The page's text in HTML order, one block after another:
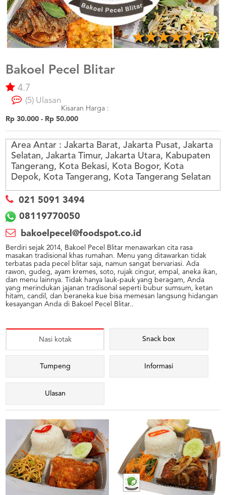
US
CATERERS
BLOG
TERMS
CONDITIONS
CALL
CENTER
021
3494
4.7
Bakoel Pecel Blitar
4.7
(5) Ulasan
Kisaran Harga :
Rp 30.000 - Rp 50.000
Area Antar : Jakarta Barat, Jakarta Pusat, Jakarta
Selatan, Jakarta Timur, Jakarta Utara, Kabupaten
Tangerang, Kota Bekasi, Kota Bogor, Kota
Depok, Kota Tangerang, Kota Tangerang Selatan
021 5091 3494
08119770050
bakoelpecel@foodspot.co.id
Berdiri sejak 2014, Bakoel Pecel Blitar menawarkan cita rasa
masakan tradisional khas rumahan. Menu yang ditawarkan tidak
terbatas pada pecel blitar saja, namun sangat bervariasi. Ada
rawon, gudeg, ayam kremes, soto, rujak cingur, empal, aneka ikan,
dan menu lainnya. Tidak hanya lauk-pauk yang beragam, Anda
yang merindukan jajanan tradisonal seperti bubur sumsum, ketan
hitam, candil, dan beraneka kue bisa memesan langsung hidangan
kesayangan Anda di Bakoel Pecel Blitar..
Nasi kotak Snack box
Tumpeng Informasi
Ulasan